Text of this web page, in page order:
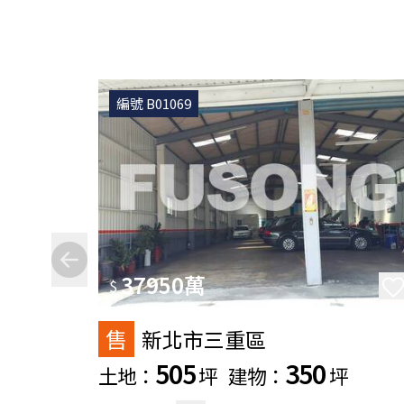
編號 B01069
$37950萬
售 新北市三重區
土地： 505坪 建物： 350坪